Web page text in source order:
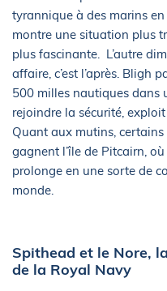
tyrannique à des marins
montre une situation plus
plus fascinante. L’autre
affaire, c’est l’après. Bligh
500 milles nautiques dans
rejoindre la sécurité,
Quant aux mutins, certains
gagnent l’île de Pitcairn,
prolonge en une sorte de
monde.
Spithead et le Nore,
de la Royal Navy